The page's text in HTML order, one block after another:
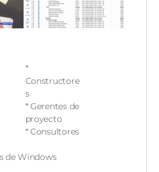
*
Constructore
s
* Gerentes de
proyecto
* Consultores
de Windows